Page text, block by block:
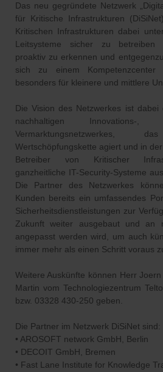
Das neu gegründete Netzwerk
für Kritische Infrastrukturen
Kritischen Infrastrukturen dabei
Leitsysteme sicher zu betreiben
proaktiv zu erkennen und
sich zu einem Kompetenzcenter
besonders für kleinere und mittlere
Die Vision des Netzwerkes ist dabei
nachhaltigen Innovations-,
Wertschöpfungskette agiert und in
Betreiber von Kritischer
ganzheitliche IT-Security-Systeme
Die Partner des Netzwerkes
Kunden bereits ein umfassendes
Sicherheitsdienstleistungen zur
Zukunft weiter ausgebaut und an
angepasst werden wird, um auch
immer mehr als einen Schritt voraus
Weitere Auskünfte können Herr
Martin vom Technologiezentrum
bzw. 03328 430-250 geben.
Die Partner im Netzwerk DiSiNet sind:
• AROSOFT network GmbH, Berlin
• DECOIT GmbH, Bremen
• Fast Lane Institute for Knowledge